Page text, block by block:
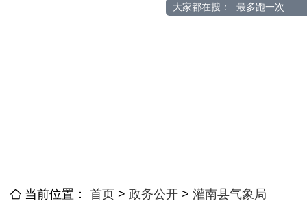
大家都在搜： 最多跑一次
当前位置： 首页 > 政务公开 > 灌南县气象局